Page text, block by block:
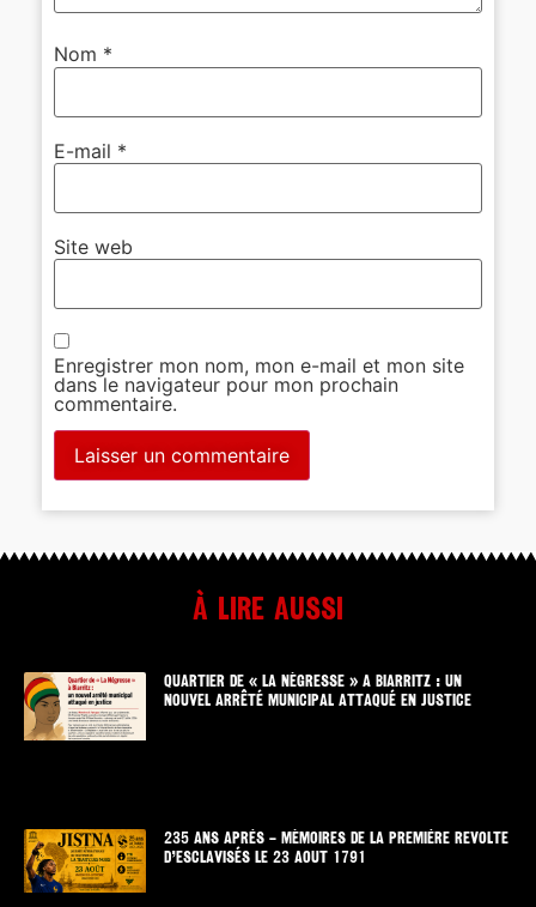
Nom *
E-mail *
Site web
Enregistrer mon nom, mon e-mail et mon site
dans le navigateur pour mon prochain
commentaire.
À lire aussi
QUARTIER DE « LA NÉGRESSE » A BIARRITZ : UN
NOUVEL ARRÊTÉ MUNICIPAL ATTAQUÉ EN JUSTICE
235 ANS APRÈS – MÉMOIRES DE LA PREMIÈRE REVOLTE
D’ESCLAVISÉS LE 23 AOUT 1791